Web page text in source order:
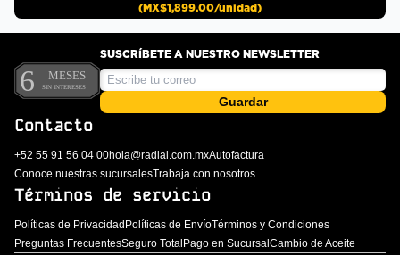
(MX$1,899.00/unidad)
SUSCRÍBETE A NUESTRO NEWSLETTER
Guardar
Contacto
+52 55 91 56 04 00hola@radial.com.mxAutofactura
Conoce nuestras sucursalesTrabaja con nosotros
Términos de servicio
Políticas de Privacidad Políticas de EnvíoTérminos y Condiciones
Preguntas FrecuentesSeguro Total Pago en Sucursal Cambio de Aceite